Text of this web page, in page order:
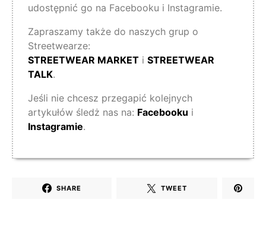
udostępnić go na Facebooku i Instagramie.
Zapraszamy także do naszych grup o
Streetwearze:
STREETWEAR MARKET i STREETWEAR
TALK.
Jeśli nie chcesz przegapić kolejnych
artykułów śledż nas na: Facebooku i
Instagramie.
SHARE TWEET